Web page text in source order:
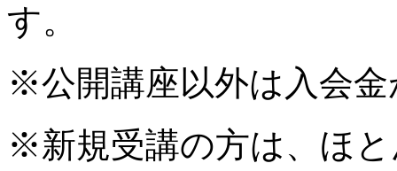
す。
※公開講座以外は入会
※新規受講の方は、ほ